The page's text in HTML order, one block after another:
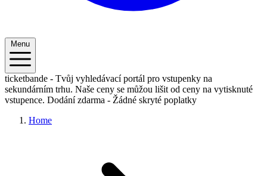
Menu
ticketbande - Tvůj vyhledávací portál pro vstupenky na
sekundárním trhu. Naše ceny se můžou lišit od ceny na vytisknuté
vstupence. Dodání zdarma - Žádné skryté poplatky
Home